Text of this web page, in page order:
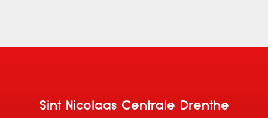
Sint Nicolaas Centrale Drenthe